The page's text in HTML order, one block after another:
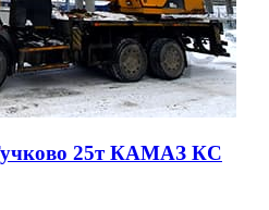
25т КАМАЗ КС